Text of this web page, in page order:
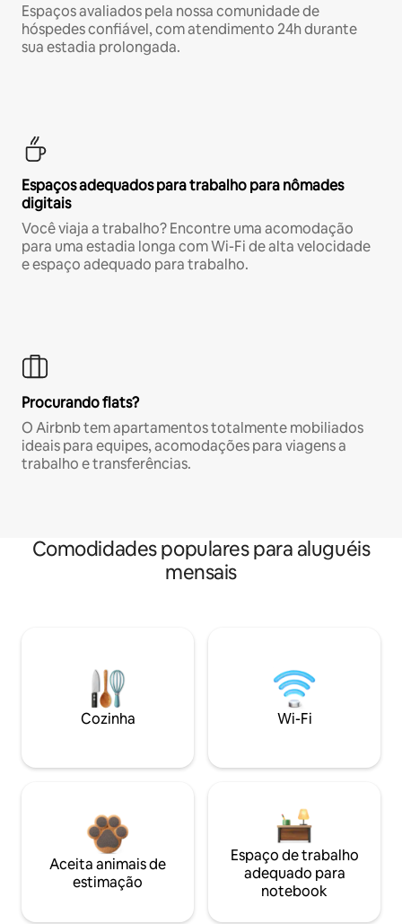
Espaços avaliados pela nossa comunidade de
hóspedes confiável, com atendimento 24h durante
sua estadia prolongada.
Espaços adequados para trabalho para nômades
digitais
Você viaja a trabalho? Encontre uma acomodação
para uma estadia longa com Wi-Fi de alta velocidade
e espaço adequado para trabalho.
Procurando flats?
O Airbnb tem apartamentos totalmente mobiliados
ideais para equipes, acomodações para viagens a
trabalho e transferências.
Comodidades populares para aluguéis
mensais
Cozinha Wi-Fi
Aceita animais de
estimação
Espaço de trabalho
adequado para
notebook